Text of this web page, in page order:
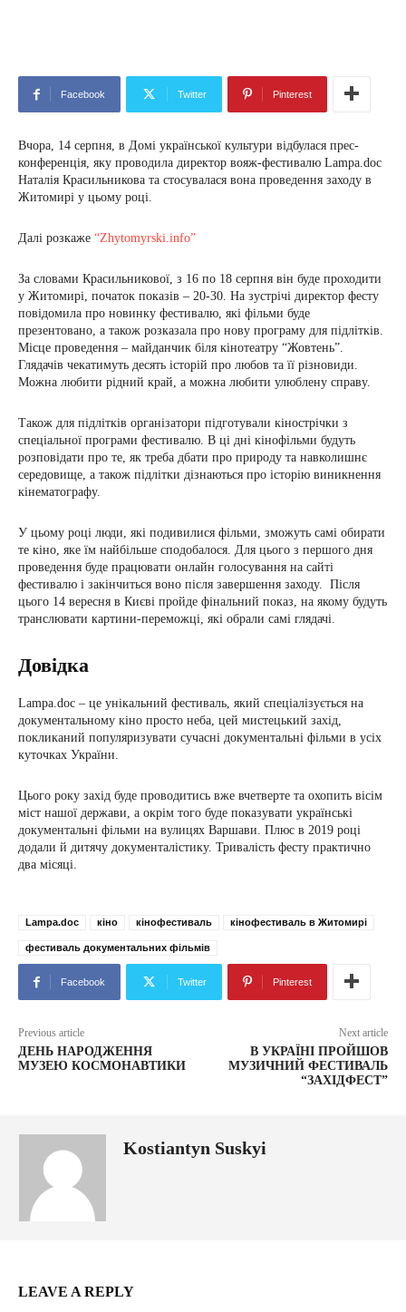
Facebook Twitter Pinterest
Вчора, 14 серпня, в Домі української культури відбулася прес-
конференція, яку проводила директор вояж-фестивалю Lampa.doc
Наталія Красильникова та стосувалася вона проведення заходу в
Житомирі у цьому році.
Далі розкаже “Zhytomyrski.info”
За словами Красильникової, з 16 по 18 серпня він буде проходити
у Житомирі, початок показів – 20-30. На зустрічі директор фесту
повідомила про новинку фестивалю, які фільми буде
презентовано, а також розказала про нову програму для підлітків.
Місце проведення – майданчик біля кінотеатру “Жовтень”.
Глядачів чекатимуть десять історій про любов та її різновиди.
Можна любити рідний край, а можна любити улюблену справу.
Також для підлітків організатори підготували кінострічки з
спеціальної програми фестивалю. В ці дні кінофільми будуть
розповідати про те, як треба дбати про природу та навколишнє
середовище, а також підлітки дізнаються про історію виникнення
кінематографу.
У цьому році люди, які подивилися фільми, зможуть самі обирати
те кіно, яке їм найбільше сподобалося. Для цього з першого дня
проведення буде працювати онлайн голосування на сайті
фестивалю і закінчиться воно після завершення заходу. Після
цього 14 вересня в Києві пройде фінальний показ, на якому будуть
транслювати картини-переможці, які обрали самі глядачі.
Довідка
Lampa.doc – це унікальний фестиваль, який спеціалізується на
документальному кіно просто неба, цей мистецький захід,
покликаний популяризувати сучасні документальні фільми в усіх
куточках України.
Цього року захід буде проводитись вже вчетверте та охопить вісім
міст нашої держави, а окрім того буде показувати українські
документальні фільми на вулицях Варшави. Плюс в 2019 році
додали й дитячу документалістику. Тривалість фесту практично
два місяці.
Lampa.doc кіно кінофестиваль кінофестиваль в Житомирі
фестиваль документальних фільмів
Facebook Twitter Pinterest
Previous article
ДЕНЬ НАРОДЖЕННЯ
МУЗЕЮ КОСМОНАВТИКИ
Next article
В УКРАЇНІ ПРОЙШОВ
МУЗИЧНИЙ ФЕСТИВАЛЬ
“ЗАХІДФЕСТ”
Kostiantyn Suskyi
LEAVE A REPLY